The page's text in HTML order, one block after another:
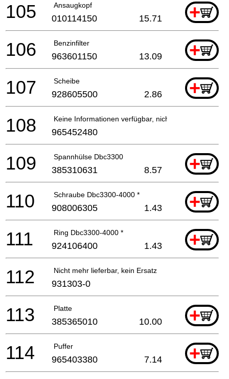
Ansaugkopf +
105 010114150 15.71
Benzinfilter +
106 963601150 13.09
Scheibe +
107 928605500 2.86
Keine Informationen verfügbar, nicht bestellbar
108 965452480
Spannhülse Dbc3300 +
109 385310631 8.57
Schraube Dbc3300-4000 * +
110 908006305 1.43
Ring Dbc3300-4000 * +
111 924106400 1.43
Nicht mehr lieferbar, kein Ersatz
112 931303-0
Platte +
113 385365010 10.00
Puffer +
114 965403380 7.14